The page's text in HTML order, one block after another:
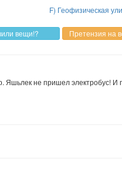
F) Геофизическая
Яшьлек не пришел электробус!